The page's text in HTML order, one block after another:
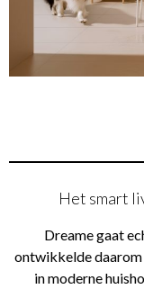
Het smart
Dreame gaat
ontwikkelde daarom
in moderne